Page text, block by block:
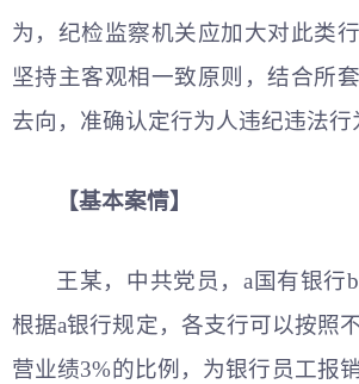
为，纪检监察机关应加大对此类
坚持主客观相一致原则，结合所
去向，准确认定行为人违纪违法行
【基本案情】
王某，中共党员 ，a国有银行
根据a银行规定，各支行可以按照
营业绩3%的比例，为银行员工报